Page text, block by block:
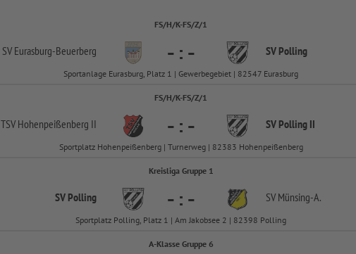
FS/H/K-FS/Z/1
SV Eurasburg-Beuerberg - : - SV Polling
Sportanlage Eurasburg, Platz 1 | Gewerbegebiet | 82547 Eurasburg
FS/H/K-FS/Z/1
TSV Hohenpeißenberg II - : - SV Polling II
Sportplatz Hohenpeißenberg | Turnerweg | 82383 Hohenpeißenberg
Kreisliga Gruppe 1
SV Polling - : - SV Münsing-A.
Sportplatz Polling, Platz 1 | Am Jakobsee 2 | 82398 Polling
A-Klasse Gruppe 6